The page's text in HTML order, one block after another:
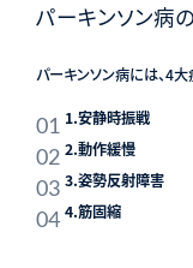
パーキンソン病
パーキンソン病には、4
1.安静時振戦
2.動作緩慢
3.姿勢反射障害
4.筋固縮